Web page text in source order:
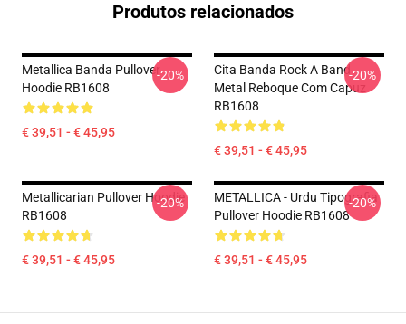
Produtos relacionados
Metallica Banda Pullover
Hoodie RB1608
€ 39,51 - € 45,95
-20%
Cita Banda Rock A Band
Metal Reboque Com Capuz
RB1608
€ 39,51 - € 45,95
-20%
Metallicarian Pullover Hoodie
RB1608
€ 39,51 - € 45,95
-20%
METALLICA - Urdu Tipografia
Pullover Hoodie RB1608
€ 39,51 - € 45,95
-20%